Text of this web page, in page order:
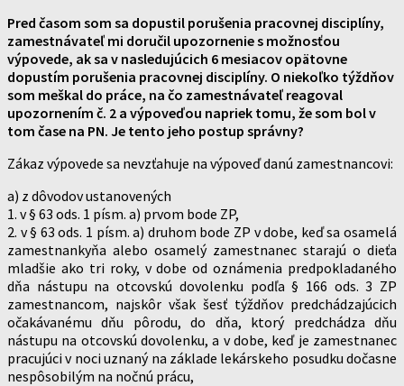
Pred časom som sa dopustil porušenia pracovnej disciplíny,
zamestnávateľ mi doručil upozornenie s možnosťou
výpovede, ak sa v nasledujúcich 6 mesiacov opätovne
dopustím porušenia pracovnej disciplíny. O niekoľko týždňov
som meškal do práce, na čo zamestnávateľ reagoval
upozornením č. 2 a výpoveďou napriek tomu, že som bol v
tom čase na PN. Je tento jeho postup správny?
Zákaz výpovede sa nevzťahuje na výpoveď danú zamestnancovi:
a) z dôvodov ustanovených
1. v § 63 ods. 1 písm. a) prvom bode ZP,
2. v § 63 ods. 1 písm. a) druhom bode ZP v dobe, keď sa osamelá
zamestnankyňa alebo osamelý zamestnanec starajú o dieťa
mladšie ako tri roky, v dobe od oznámenia predpokladaného
dňa nástupu na otcovskú dovolenku podľa § 166 ods. 3 ZP
zamestnancom, najskôr však šesť týždňov predchádzajúcich
očakávanému dňu pôrodu, do dňa, ktorý predchádza dňu
nástupu na otcovskú dovolenku, a v dobe, keď je zamestnanec
pracujúci v noci uznaný na základe lekárskeho posudku dočasne
nespôsobilým na nočnú prácu,